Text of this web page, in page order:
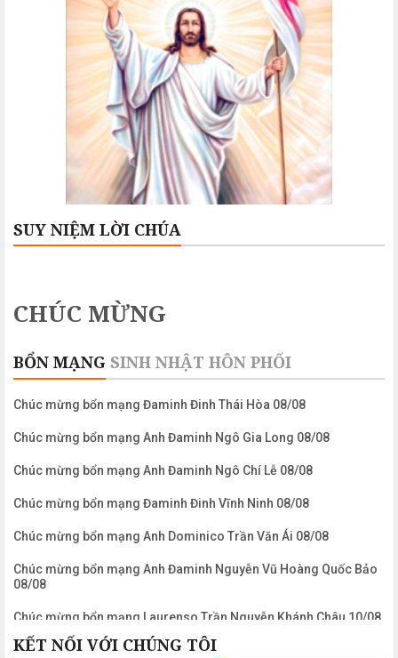
SUY NIỆM LỜI CHÚA
CHÚC MỪNG
BỔN MẠNG SINH NHẬT HÔN PHỐI
Chúc mừng bổn mạng Đaminh Đinh Thái Hòa 08/08
Chúc mừng bổn mạng Anh Đaminh Ngô Gia Long 08/08
Chúc mừng bổn mạng Anh Đaminh Ngô Chí Lễ 08/08
Chúc mừng bổn mạng Đaminh Đinh Vĩnh Ninh 08/08
Chúc mừng bổn mạng Anh Dominico Trần Văn Ái 08/08
Chúc mừng bổn mạng Anh Đaminh Nguyễn Vũ Hoàng Quốc Bảo
08/08
Chúc mừng bổn mạng Laurenso Trần Nguyễn Khánh Châu 10/08
Chúc mừng bổn mạng Anh Laurenso Nguyễn Ngọc Biển 10/08
KẾT NỐI VỚI CHÚNG TÔI